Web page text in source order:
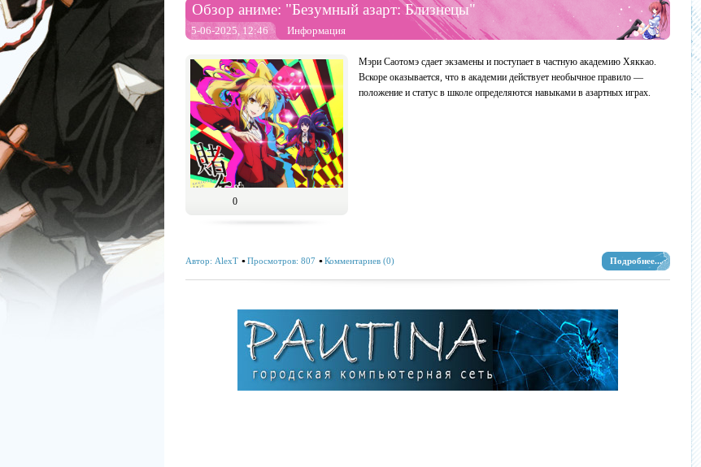
Обзор аниме: "Безумный азарт: Близнецы"
5-06-2025, 12:46 Информация
0
Мэри Саотомэ сдает экзамены и поступает в частную академию Хяккао.
Вскоре оказывается, что в академии действует необычное правило —
положение и статус в школе определяются навыками в азартных играх.
Подробнее...
Автор: AlexT Просмотров: 807 Комментариев (0)